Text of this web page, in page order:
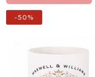
-50%